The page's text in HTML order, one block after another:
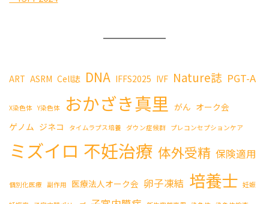
ART ASRM Cell誌 DNA IFFS2025 IVF Nature誌 PGT-A
X染色体 Y染色体 おかざき真里 がん オーク会
ゲノム ジネコ タイムラプス培養 ダウン症候群 プレコンセプションケア
ミズイロ 不妊治療 体外受精 保険適用
個別化医療 副作用 医療法人オーク会 卵子凍結 培養士 妊娠